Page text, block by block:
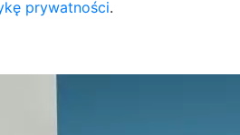
prywatności.